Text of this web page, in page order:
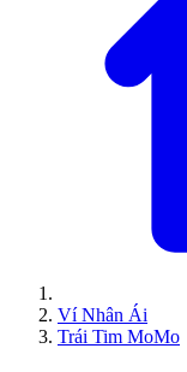
Ví Nhân Ái
Trái Tim MoMo